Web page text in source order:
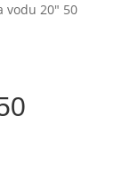
vodu 20″ 50